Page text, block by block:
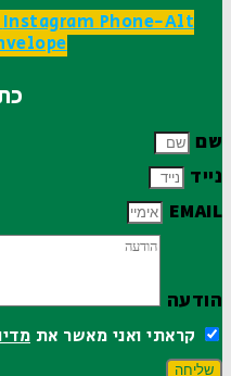
InstagramPhone-Alt
שם
נייד
EMAIL
הודעה
קראתי ואני מאשר את
שליחה